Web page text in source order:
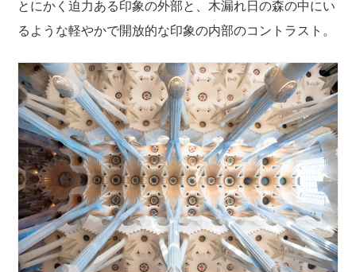
とにかく迫力ある印象の外部と、木漏れ日の森の中にい
るような軽やかで開放的な印象の内部のコントラスト。